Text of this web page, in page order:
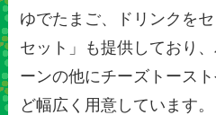
ゆでたまご、ドリンクを
セット」も提供しており
ーンの他にチーズトース
ど幅広く用意しています